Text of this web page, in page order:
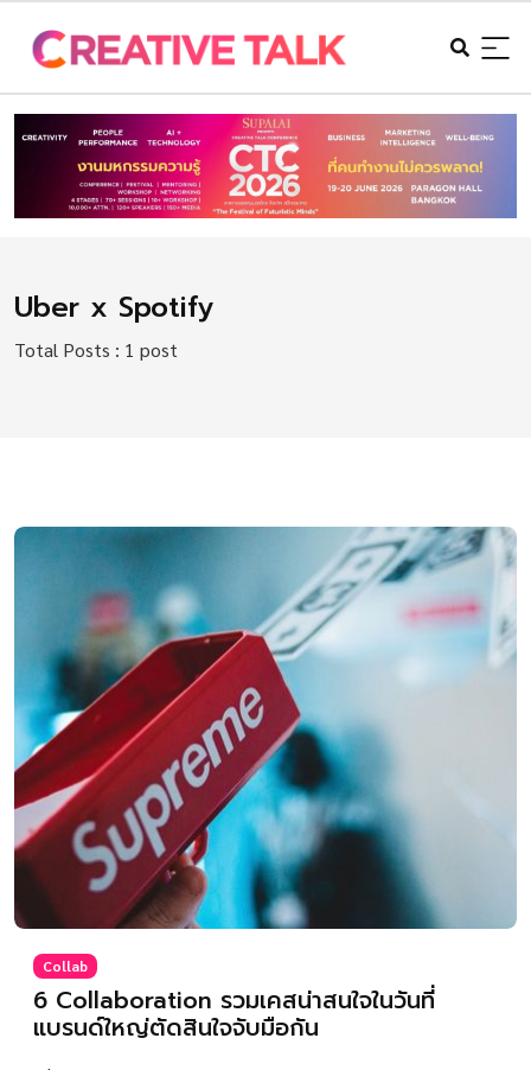
Uber x Spotify
Total Posts : 1 post
Collab
6 Collaboration รวมเคสน่าสนใจในวันที่
แบรนด์ใหญ่ตัดสินใจจับมือกัน